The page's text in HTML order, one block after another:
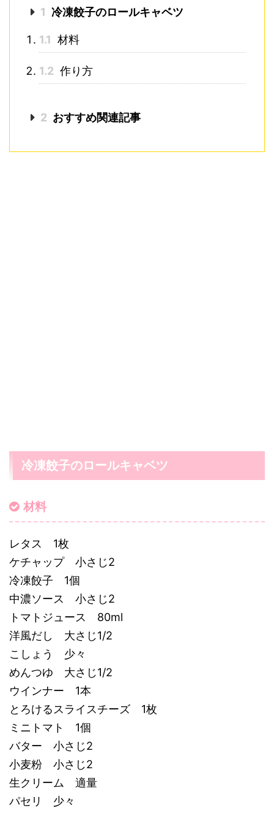
1 冷凍餃子のロールキャベツ
1.1 材料
1.2 作り方
2 おすすめ関連記事
冷凍餃子のロールキャベツ
材料
レタス 1枚
ケチャップ 小さじ2
冷凍餃子 1個
中濃ソース 小さじ2
トマトジュース 80ml
洋風だし 大さじ1/2
こしょう 少々
めんつゆ 大さじ1/2
ウインナー 1本
とろけるスライスチーズ 1枚
ミニトマト 1個
バター 小さじ2
小麦粉 小さじ2
生クリーム 適量
パセリ 少々